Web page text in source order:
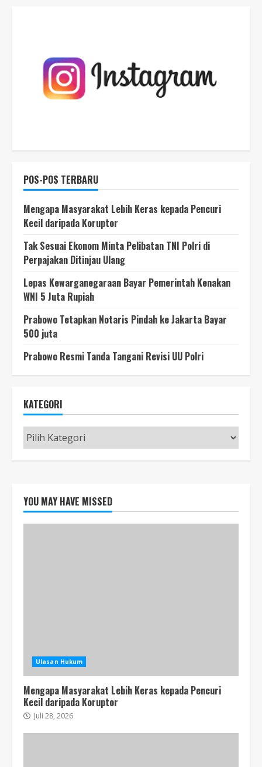
POS-POS TERBARU
Mengapa Masyarakat Lebih Keras kepada Pencuri
Kecil daripada Koruptor
Tak Sesuai Ekonom Minta Pelibatan TNI Polri di
Perpajakan Ditinjau Ulang
Lepas Kewarganegaraan Bayar Pemerintah Kenakan
WNI 5 Juta Rupiah
Prabowo Tetapkan Notaris Pindah ke Jakarta Bayar
500 juta
Prabowo Resmi Tanda Tangani Revisi UU Polri
KATEGORI
Kategori
YOU MAY HAVE MISSED
Ulasan Hukum
Mengapa Masyarakat Lebih Keras kepada Pencuri
Kecil daripada Koruptor
Juli 28, 2026